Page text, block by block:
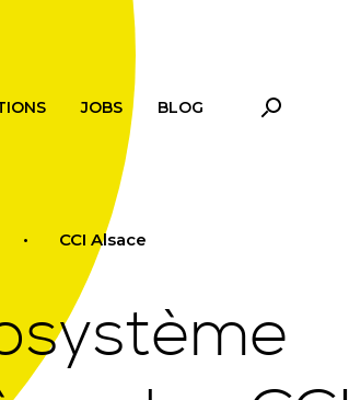
JOBS BLOG
CCI Alsace